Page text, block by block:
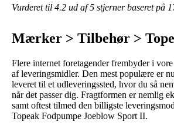
Vurderet til 4.2 ud af 5 stjerner baseret på
Mærker > Tilbehør >
Flere internet foretagender frembyder i
af leveringsmidler. Den mest populære er
leveret til et udleveringssted, hvor du så
når det passer dig. Fragtformen er nemlig
samt oftest tilmed den billigste
Topeak Fodpumpe Joeblow Sport II.